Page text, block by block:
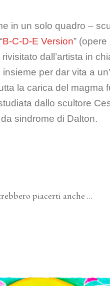
in un solo quadro –
B-C-D-E Version”
dall’artista in
per dar vita a
la carica del
dallo scultore
sindrome di Dalton.
piacerti anche …